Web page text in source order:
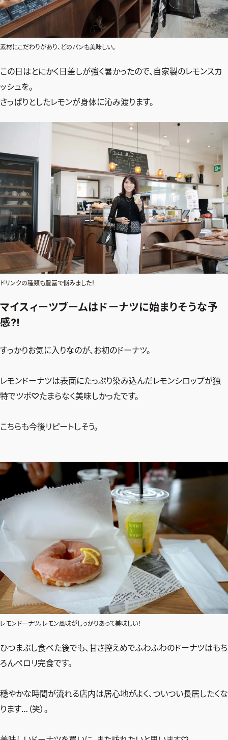
素材にこだわりがあり、どのパンも美味しい。
この日はとにかく日差しが強く暑かったので、自家製のレモンスカ
ッシュを。
さっぱりとしたレモンが身体に沁み渡ります。
ドリンクの種類も豊富で悩みました！
マイスィーツブームはドーナツに始まりそうな予
感⁈
すっかりお気に入りなのが、お初のドーナツ。
レモンドーナツは表面にたっぷり染み込んだレモンシロップが独
特でツボ♡たまらなく美味しかったです。
こちらも今後リピートしそう。
レモンドーナツ。レモン風味がしっかりあって美味しい！
ひつまぶし食べた後でも、甘さ控えめでふわふわのドーナツはもち
ろんペロリ完食です。
穏やかな時間が流れる店内は居心地がよく、ついつい長居したくな
ります…（笑）。